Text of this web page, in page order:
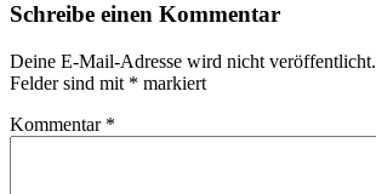
Schreibe einen Kommentar
Deine E-Mail-Adresse wird nicht veröffentlicht.
Felder sind mit * markiert
Kommentar *